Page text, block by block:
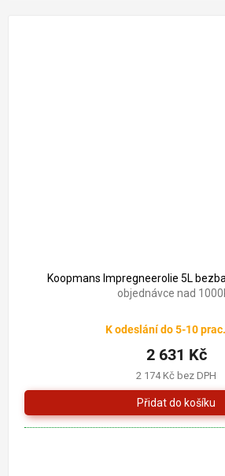
Koopmans Impregneerolie 5L
objednávce nad
K odeslání do 5-10
2 174 Kč bez DPH
2 631 Kč